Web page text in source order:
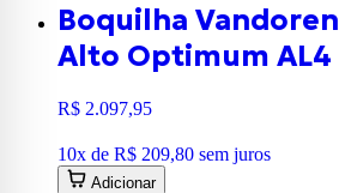
Boquilha
Alto Optimum AL4
R$ 2.097,95
10x de R$ 209,80 sem juros
Adicionar